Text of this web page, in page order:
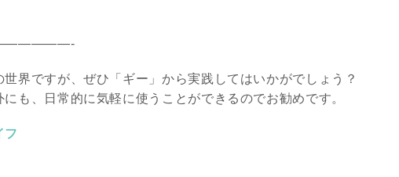
界ですが、ぜひ「ギー」から実践してはいかがでしょう？
も、日常的に気軽に使うことができるのでお勧めです。
フ